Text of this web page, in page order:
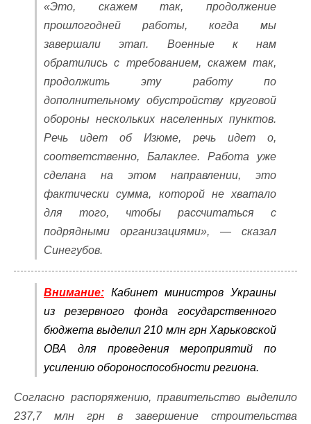
«Это, скажем так, продолжение
прошлогодней работы, когда мы
завершали этап. Военные к нам
обратились с требованием, скажем так,
продолжить эту работу по
дополнительному обустройству круговой
обороны нескольких населенных пунктов.
Речь идет об Изюме, речь идет о,
соответственно, Балаклее. Работа уже
сделана на этом направлении, это
фактически сумма, которой не хватало
для того, чтобы рассчитаться с
подрядными организациями», — сказал
Синегубов.
Внимание: Кабинет министров Украины
из резервного фонда государственного
бюджета выделил 210 млн грн Харьковской
ОВА для проведения мероприятий по
усилению обороноспособности региона.
Согласно распоряжению, правительство выделило
237,7 млн ​​грн в завершение строительства